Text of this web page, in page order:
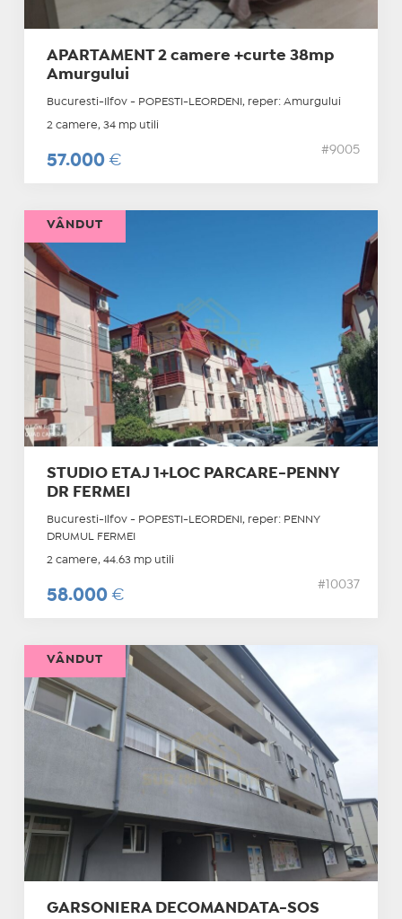
APARTAMENT 2 camere +curte 38mp
Amurgului
Bucuresti-Ilfov - POPESTI-LEORDENI, reper: Amurgului
2 camere, 34 mp utili
57.000 €
#9005
STUDIO ETAJ 1+LOC PARCARE-PENNY
DR FERMEI
Bucuresti-Ilfov - POPESTI-LEORDENI, reper: PENNY
DRUMUL FERMEI
2 camere, 44.63 mp utili
58.000 €
#10037
VÂNDUT
GARSONIERA DECOMANDATA-SOS
VÂNDUT